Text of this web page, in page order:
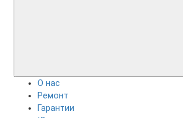
О нас
Ремонт
Гарантии